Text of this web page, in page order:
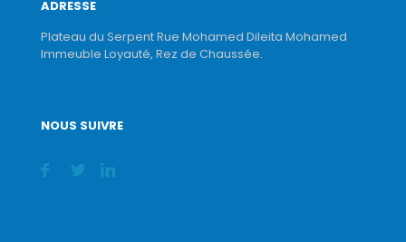
ADRESSE
Plateau du Serpent Rue Mohamed Dileita Mohamed
Immeuble Loyauté, Rez de Chaussée.
NOUS SUIVRE